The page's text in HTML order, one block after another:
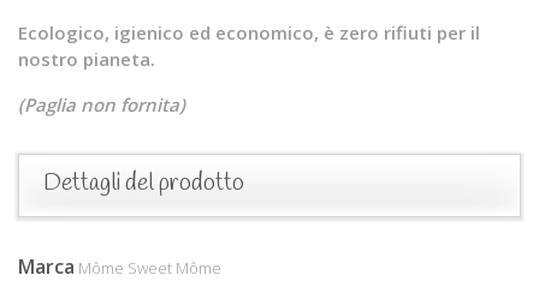
Ecologico, igienico ed economico, è zero rifiuti per il
nostro pianeta.
(Paglia non fornita)
Dettagli del prodotto
Marca Môme Sweet Môme